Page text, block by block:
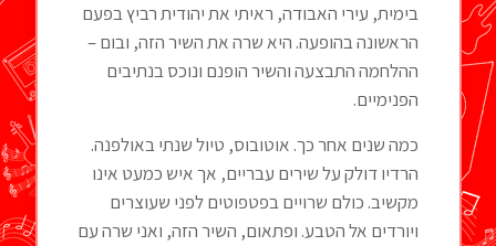
בימית, עירי האבודה, ראיתי את יהודית רביץ בפעם
הראשונה בהופעה. היא שרה את השיר הזה, ובום –
ההלחמה התבצעה והשיר הופנם ונוכס בנתיבים
הפנימיים.
כמה שנים אחר כך. אוטובוס, טיול שנתי באולפנה.
הרדיו דולק על שירים עבריים, אך איש כמעט אינו
מקשיב. כולם שרויים בפטפוטים לפני שעוצרים
ויורדים אל הטבע. ופתאום, השיר הזה, ואני שרה עם